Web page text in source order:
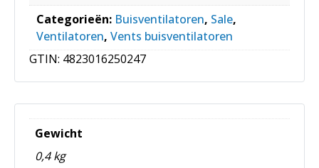
Categorieën: Buisventilatoren, Sale,
Ventilatoren, Vents buisventilatoren
GTIN: 4823016250247
Gewicht
0,4 kg